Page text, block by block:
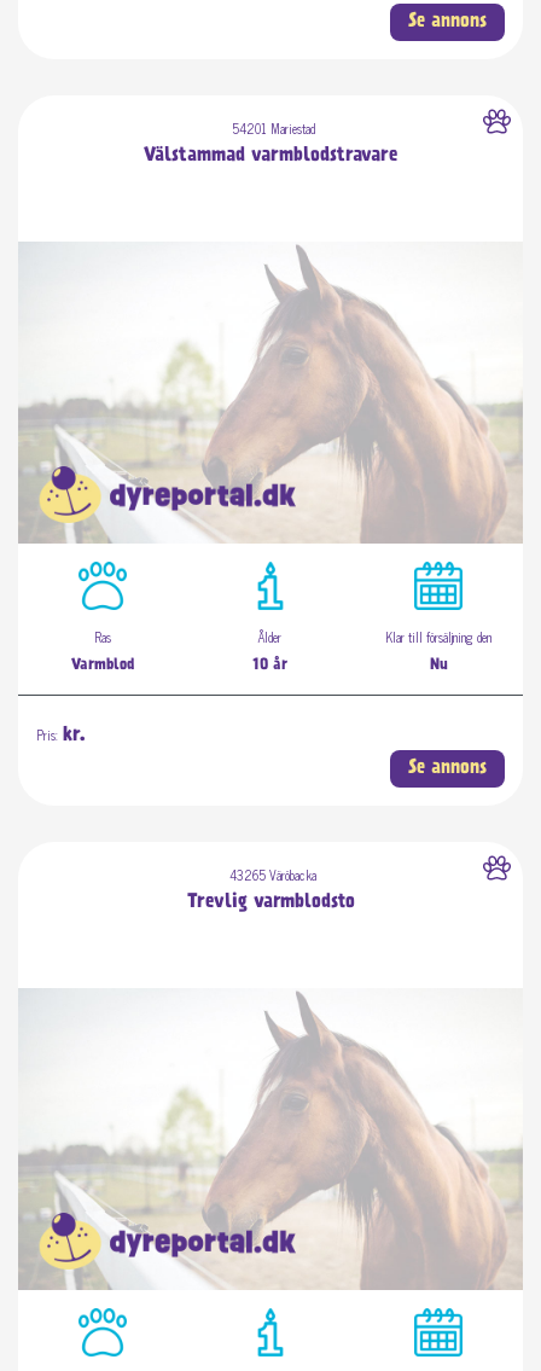
Se annons
54201 Mariestad
Välstammad varmblodstravare
Ras
Varmblod
Ålder
10 år
Klar till försäljning den
Nu
Pris: kr.
Se annons
43265 Väröbacka
Trevlig varmblodsto